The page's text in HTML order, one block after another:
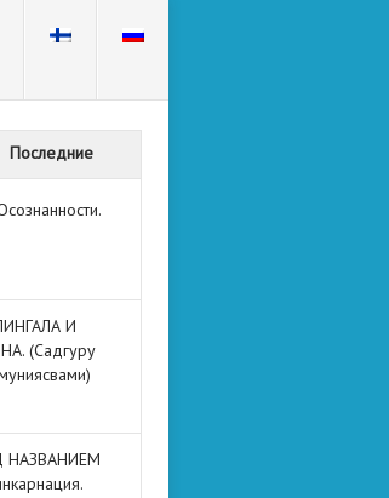
Последние
И
(Садгуру
НАЗВАНИЕМ